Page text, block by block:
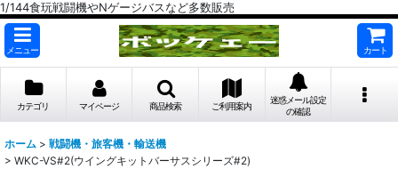
1/144食玩戦闘機やNゲージバスなど多数販売
メニュー カート
カテゴリ マイページ 商品検索 ご利用案内
迷惑メール設定
の確認
ホーム > 戦闘機・旅客機・輸送機
> WKC-VS#2(ウイングキットバーサスシリーズ#2)